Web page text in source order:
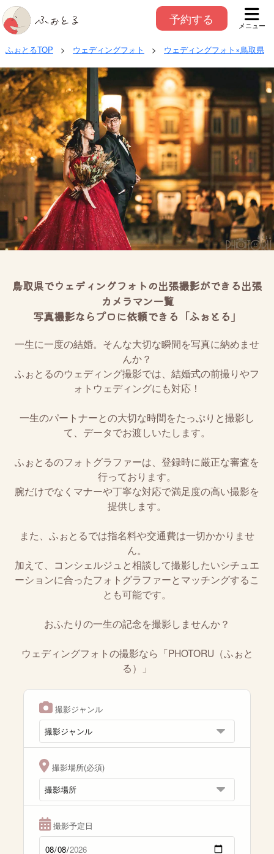
予約する メニュー
ふぉとるTOP > ウェディングフォト > ウェディングフォト×鳥取県
鳥取県でウェディングフォトの出張撮影ができる出張
カメラマン一覧
写真撮影ならプロに依頼できる「ふぉとる」
一生に一度の結婚。そんな大切な瞬間を写真に納めませ
んか？
ふぉとるのウェディング撮影では、結婚式の前撮りやフ
ォトウェディングにも対応！
一生のパートナーとの大切な時間をたっぷりと撮影し
て、データでお渡しいたします。
ふぉとるのフォトグラファーは、登録時に厳正な審査を
行っております。
腕だけでなくマナーや丁寧な対応で満足度の高い撮影を
提供します。
また、ふぉとるでは指名料や交通費は一切かかりませ
ん。
加えて、コンシェルジュと相談して撮影したいシチュエ
ーションに合ったフォトグラファーとマッチングするこ
とも可能です。
おふたりの一生の記念を撮影しませんか？
ウェディングフォトの撮影なら「PHOTORU（ふぉと
る）」
撮影ジャンル
撮影場所(必須)
撮影予定日